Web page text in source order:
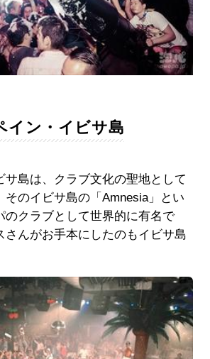
イン・イビサ島
サ島は、クラブ文化の聖地として
そのイビサ島の「Amnesia」とい
のクラブとして世界的に有名で
さんがお手本にしたのもイビサ島